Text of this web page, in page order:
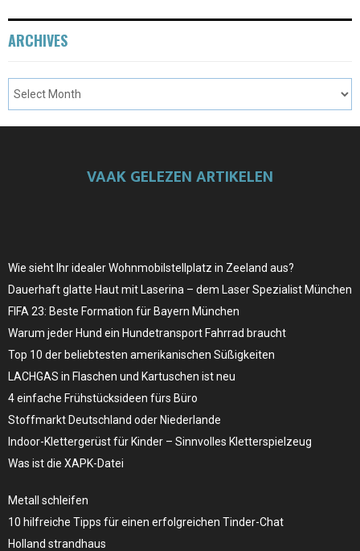
ARCHIVES
VAAK GELEZEN ARTIKELEN
Wie sieht Ihr idealer Wohnmobilstellplatz in Zeeland aus?
Dauerhaft glatte Haut mit Laserina – dem Laser Spezialist München
FIFA 23: Beste Formation für Bayern München
Warum jeder Hund ein Hundetransport Fahrrad braucht
Top 10 der beliebtesten amerikanischen Süßigkeiten
LACHGAS in Flaschen und Kartuschen ist neu
4 einfache Frühstücksideen fürs Büro
Stoffmarkt Deutschland oder Niederlande
Indoor-Klettergerüst für Kinder – Sinnvolles Kletterspielzeug
Was ist die XAPK-Datei
Metall schleifen
10 hilfreiche Tipps für einen erfolgreichen Tinder-Chat
Holland strandhaus